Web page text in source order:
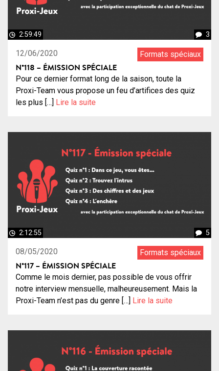
2:59:49 3
12/06/2020 Formats spéciaux
N°118 – ÉMISSION SPÉCIALE
Pour ce dernier format long de la saison, toute la
Proxi-Team vous propose un feu d’artifices des quiz
les plus […] Lire la suite
2:12:55 5
08/05/2020 Formats spéciaux
N°117 – ÉMISSION SPÉCIALE
Comme le mois dernier, pas possible de vous offrir
notre interview mensuelle, malheureusement. Mais la
Proxi-Team n’est pas du genre […] Lire la suite